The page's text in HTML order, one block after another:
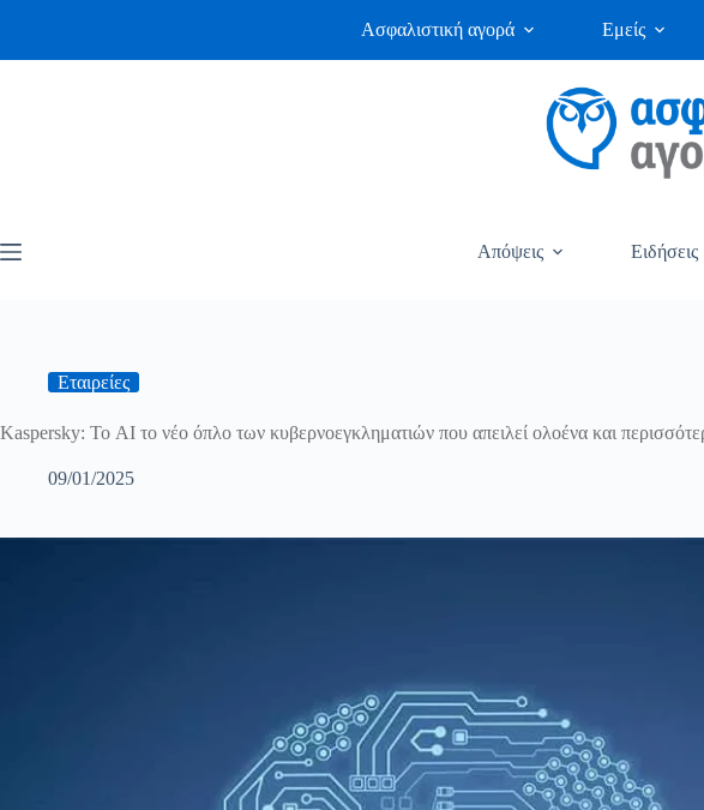
Ασφαλιστική αγορά Εμείς
Απόψεις Ειδήσεις
Εταιρείες
Kaspersky: Το AI το νέο όπλο των κυβερνοεγκληματιών που απειλεί ολοένα και
09/01/2025